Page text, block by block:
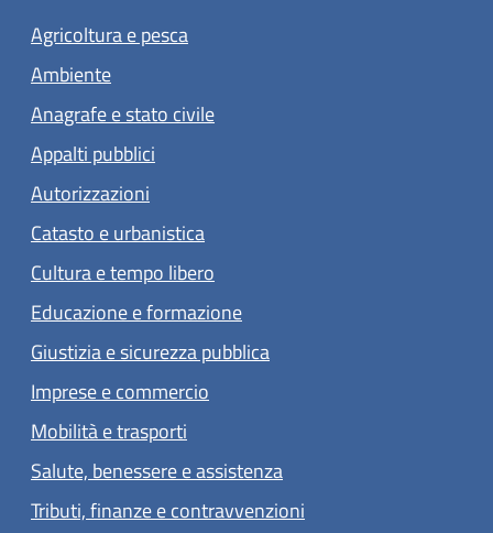
Agricoltura e pesca
Ambiente
Anagrafe e stato civile
Appalti pubblici
Autorizzazioni
Catasto e urbanistica
Cultura e tempo libero
Educazione e formazione
Giustizia e sicurezza pubblica
Imprese e commercio
Mobilità e trasporti
Salute, benessere e assistenza
Tributi, finanze e contravvenzioni